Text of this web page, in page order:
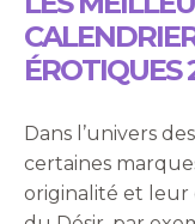
ÉROTIQUES
Dans l’univers des
certaines
originalité et leur